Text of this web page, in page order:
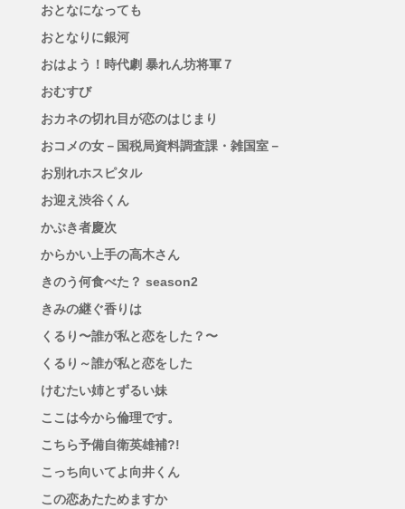
おとなになっても
おとなりに銀河
おはよう！時代劇 暴れん坊将軍７
おむすび
おカネの切れ目が恋のはじまり
おコメの女－国税局資料調査課・雑国室－
お別れホスピタル
お迎え渋谷くん
かぶき者慶次
からかい上手の高木さん
きのう何食べた？ season2
きみの継ぐ香りは
くるり〜誰が私と恋をした？〜
くるり～誰が私と恋をした
けむたい姉とずるい妹
ここは今から倫理です。
こちら予備自衛英雄補?!
こっち向いてよ向井くん
この恋あたためますか